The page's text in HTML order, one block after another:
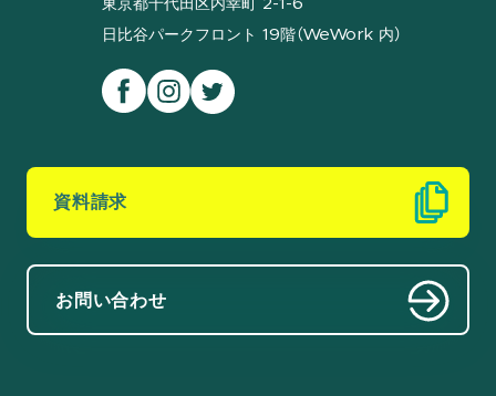
東京都千代田区内幸町 2-1-6
日比谷パークフロント 19階（WeWork 内）
資料請求
お問い合わせ